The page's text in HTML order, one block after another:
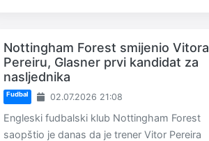
Nottingham Forest smijenio Vitora
Pereiru, Glasner prvi kandidat za
nasljednika
Fudbal 02.07.2026 21:08
Engleski fudbalski klub Nottingham Forest
saopštio je danas da je trener Vitor Pereira